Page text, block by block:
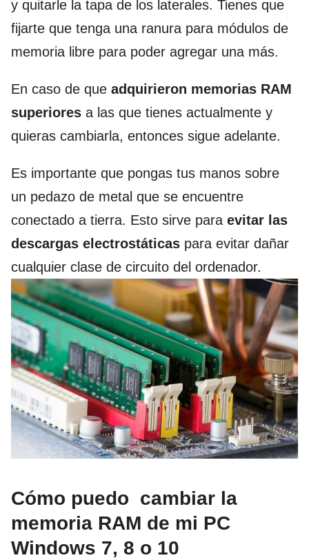
y quitarle la tapa de los laterales. Tienes que
fijarte que tenga una ranura para módulos de
memoria libre para poder agregar una más.
En caso de que adquirieron memorias RAM
superiores a las que tienes actualmente y
quieras cambiarla, entonces sigue adelante.
Es importante que pongas tus manos sobre
un pedazo de metal que se encuentre
conectado a tierra. Esto sirve para evitar las
descargas electrostáticas para evitar dañar
cualquier clase de circuito del ordenador.
Cómo puedo cambiar la
memoria RAM de mi PC
Windows 7, 8 o 10